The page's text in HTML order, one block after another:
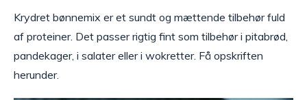
Krydret bønnemix er et sundt og mættende tilbehør fuld
af proteiner. Det passer rigtig fint som tilbehør i pitabrød,
pandekager, i salater eller i wokretter. Få opskriften
herunder.